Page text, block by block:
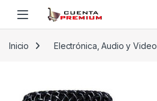
Skip to navigation
Skip to content
Inicio Electrónica, Audio y Video